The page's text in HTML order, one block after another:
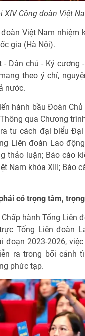
Công đoàn Việt
Việt Nam nhiệm
gia (Hà Nội).
Dân chủ - Kỷ cương
theo ý chí,
nước.
hành bầu Đoàn
qua Chương
tư cách đại biểu
Liên đoàn Lao
thảo luận; Báo cáo
Nam khóa XIII; Báo
có trọng tâm,
hành Tổng Liên
Tổng Liên đoàn
đoạn 2023-2026,
ra trong bối cảnh
phức tạp.